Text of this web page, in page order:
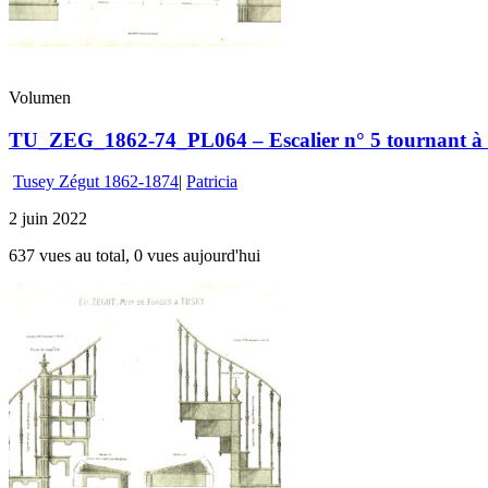
Volumen
TU_ZEG_1862-74_PL064 – Escalier n° 5 tournant à
Tusey Zégut 1862-1874| Patricia
2 juin 2022
637 vues au total, 0 vues aujourd'hui